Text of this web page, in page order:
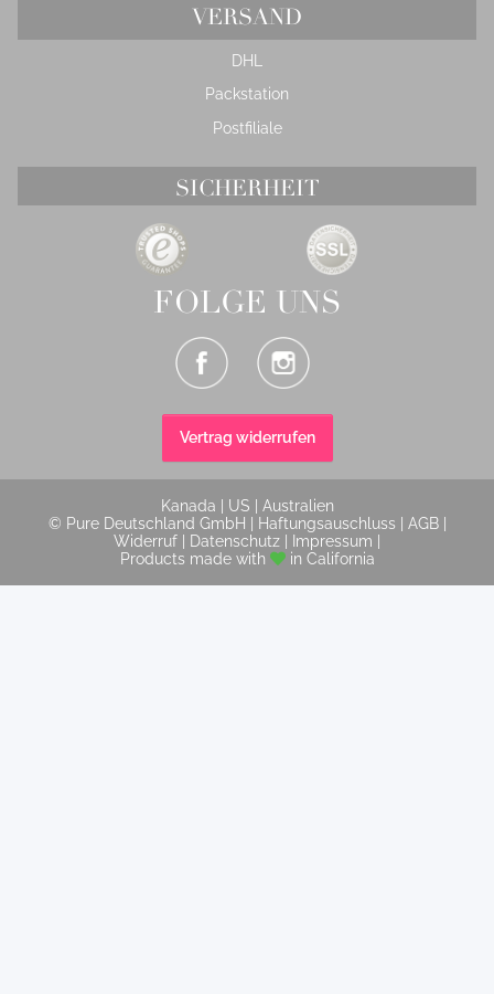
VERSAND
DHL
Packstation
Postfiliale
SICHERHEIT
FOLGE UNS
Vertrag widerrufen
Kanada US
Australien
© Pure Deutschland GmbH |
Haftungsauschluss AGB
Widerruf
Datenschutz Impressum
Products made with
in California